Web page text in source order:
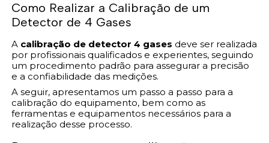
Como Realizar a Calibração de um
Detector de 4 Gases
A calibração de detector 4 gases deve ser realizada
por profissionais qualificados e experientes, seguindo
um procedimento padrão para assegurar a precisão
e a confiabilidade das medições.
A seguir, apresentamos um passo a passo para a
calibração do equipamento, bem como as
ferramentas e equipamentos necessários para a
realização desse processo.